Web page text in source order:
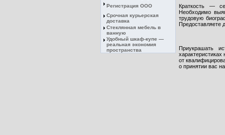
Регистрация ООО
Срочная курьерская
доставка
Стеклянная мебель в
ванную
Удобный шкаф-купе —
реальная экономия
пространства
Краткость —
Необходимо
трудовую
Предоставляете
Приукрашать
от
о принятии вас